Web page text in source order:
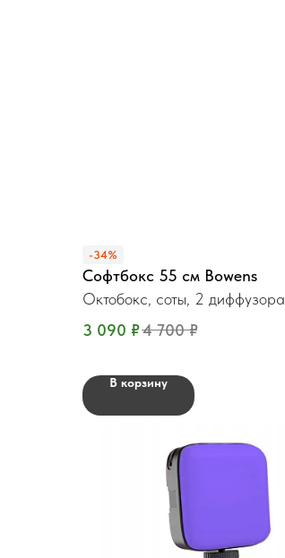
-34%
Софтбокс 55 см Bowens
Октобокс, соты, 2 диффузора
3 090 ₽4 700 ₽
В корзину